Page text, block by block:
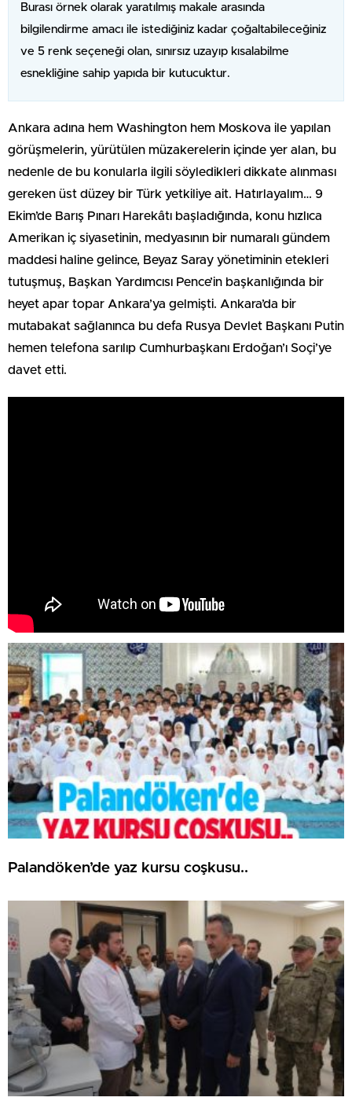
Burası örnek olarak yaratılmış makale arasında
bilgilendirme amacı ile istediğiniz kadar çoğaltabileceğiniz
ve 5 renk seçeneği olan, sınırsız uzayıp kısalabilme
esnekliğine sahip yapıda bir kutucuktur.
Ankara adına hem Washington hem Moskova ile yapılan
görüşmelerin, yürütülen müzakerelerin içinde yer alan, bu
nedenle de bu konularla ilgili söyledikleri dikkate alınması
gereken üst düzey bir Türk yetkiliye ait. Hatırlayalım… 9
Ekim’de Barış Pınarı Harekâtı başladığında, konu hızlıca
Amerikan iç siyasetinin, medyasının bir numaralı gündem
maddesi haline gelince, Beyaz Saray yönetiminin etekleri
tutuşmuş, Başkan Yardımcısı Pence’in başkanlığında bir
heyet apar topar Ankara’ya gelmişti. Ankara’da bir
mutabakat sağlanınca bu defa Rusya Devlet Başkanı Putin
hemen telefona sarılıp Cumhurbaşkanı Erdoğan’ı Soçi’ye
davet etti.
Palandöken’de yaz kursu coşkusu..